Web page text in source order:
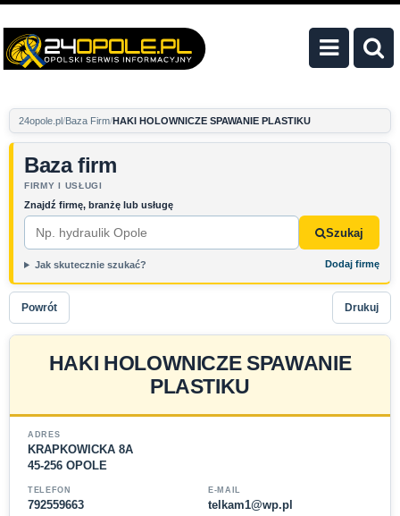
24opole.pl Baza Firm HAKI HOLOWNICZE SPAWANIE PLASTIKU
Baza firm
FIRMY I USŁUGI
Znajdź firmę, branżę lub usługę
Szukaj
Jak skutecznie szukać? Dodaj firmę
Powrót Drukuj
HAKI HOLOWNICZE SPAWANIE
PLASTIKU
ADRES
KRAPKOWICKA 8A
45-256 OPOLE
TELEFON
792559663
E-MAIL
telkam1@wp.pl